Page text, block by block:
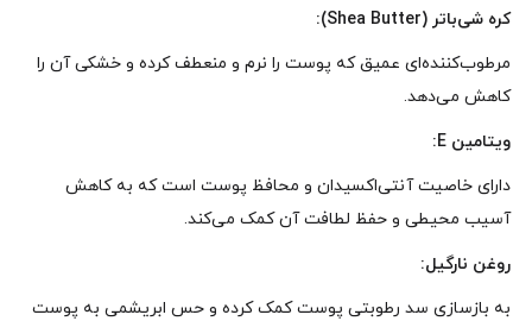
کره شی‌باتر (Shea Butter):
مرطوب‌کننده‌ای عمیق که پوست را نرم و منعطف کرده و خشکی آن را
کاهش می‌دهد.
ویتامین E:
دارای خاصیت آنتی‌اکسیدان و محافظ پوست است که به کاهش
آسیب محیطی و حفظ لطافت آن کمک می‌کند.
روغن نارگیل:
به بازسازی سد رطوبتی پوست کمک کرده و حس ابریشمی به پوست